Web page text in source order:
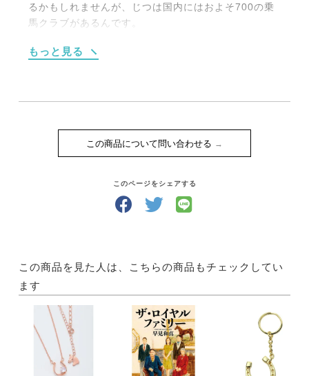
るかもしれませんが、じつは国内にはおよそ700の乗
馬クラブがあるんです。
【２】海や山、草原を馬でお散歩する《外乗》をメイ
たとえば4回のレッスンがセットになった体験乗馬教
（1時間10,000円程度）などなど。
そうして馬と仲良くなったら、馬と遊ぶ楽しみが膨ら
どんな風にして遊びましょう？「UMA LIFE」には、
馬と過ごす時間が楽しくなるような国内外の情報が満
をサポートします！
・サイズ A4判
・出版社 メトロポリタンプレス
【内容】
特集1 Happy Sunshine
馬と一緒に夏物語
もっと見る
この商品について問い合わせる
このページをシェアする
この商品を見た人は、こちらの商品もチェックしてい
ます